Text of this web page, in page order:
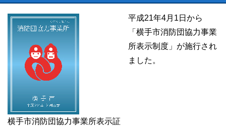
横手市消防団協力事業所表示証
平成21年4月1日から
「横手市消防団協力事業
所表示制度」が施行され
ました。